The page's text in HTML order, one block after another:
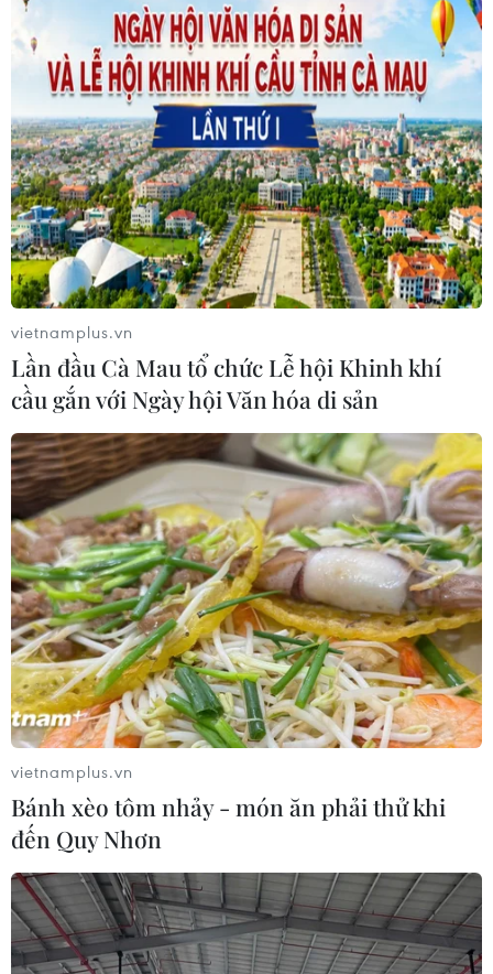
vietnamplus.vn
Lần đầu Cà Mau tổ chức Lễ hội Khinh khí
cầu gắn với Ngày hội Văn hóa di sản
vietnamplus.vn
Bánh xèo tôm nhảy - món ăn phải thử khi
đến Quy Nhơn